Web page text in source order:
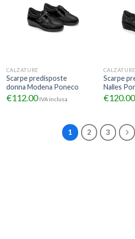
CALZATURE
Scarpe predisposte
donna Modena Poneco
€112.00 IVA inclusa
CALZATURE
Scarpe
Nalles
€120.00
1 2 3